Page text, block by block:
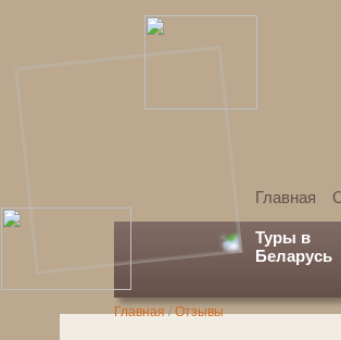
Главная
Туры в
Беларусь
Главная/Отзывы